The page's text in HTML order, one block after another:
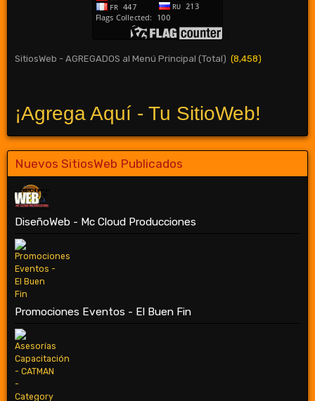
SitiosWeb - AGREGADOS al Menú Principal (Total) (8,458)
¡Agrega Aquí - Tu SitioWeb!
Nuevos SitiosWeb Publicados
DiseñoWeb - Mc Cloud Producciones
Promociones Eventos - El Buen Fin